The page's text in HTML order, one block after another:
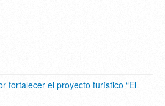
fortalecer el proyecto turístico “El